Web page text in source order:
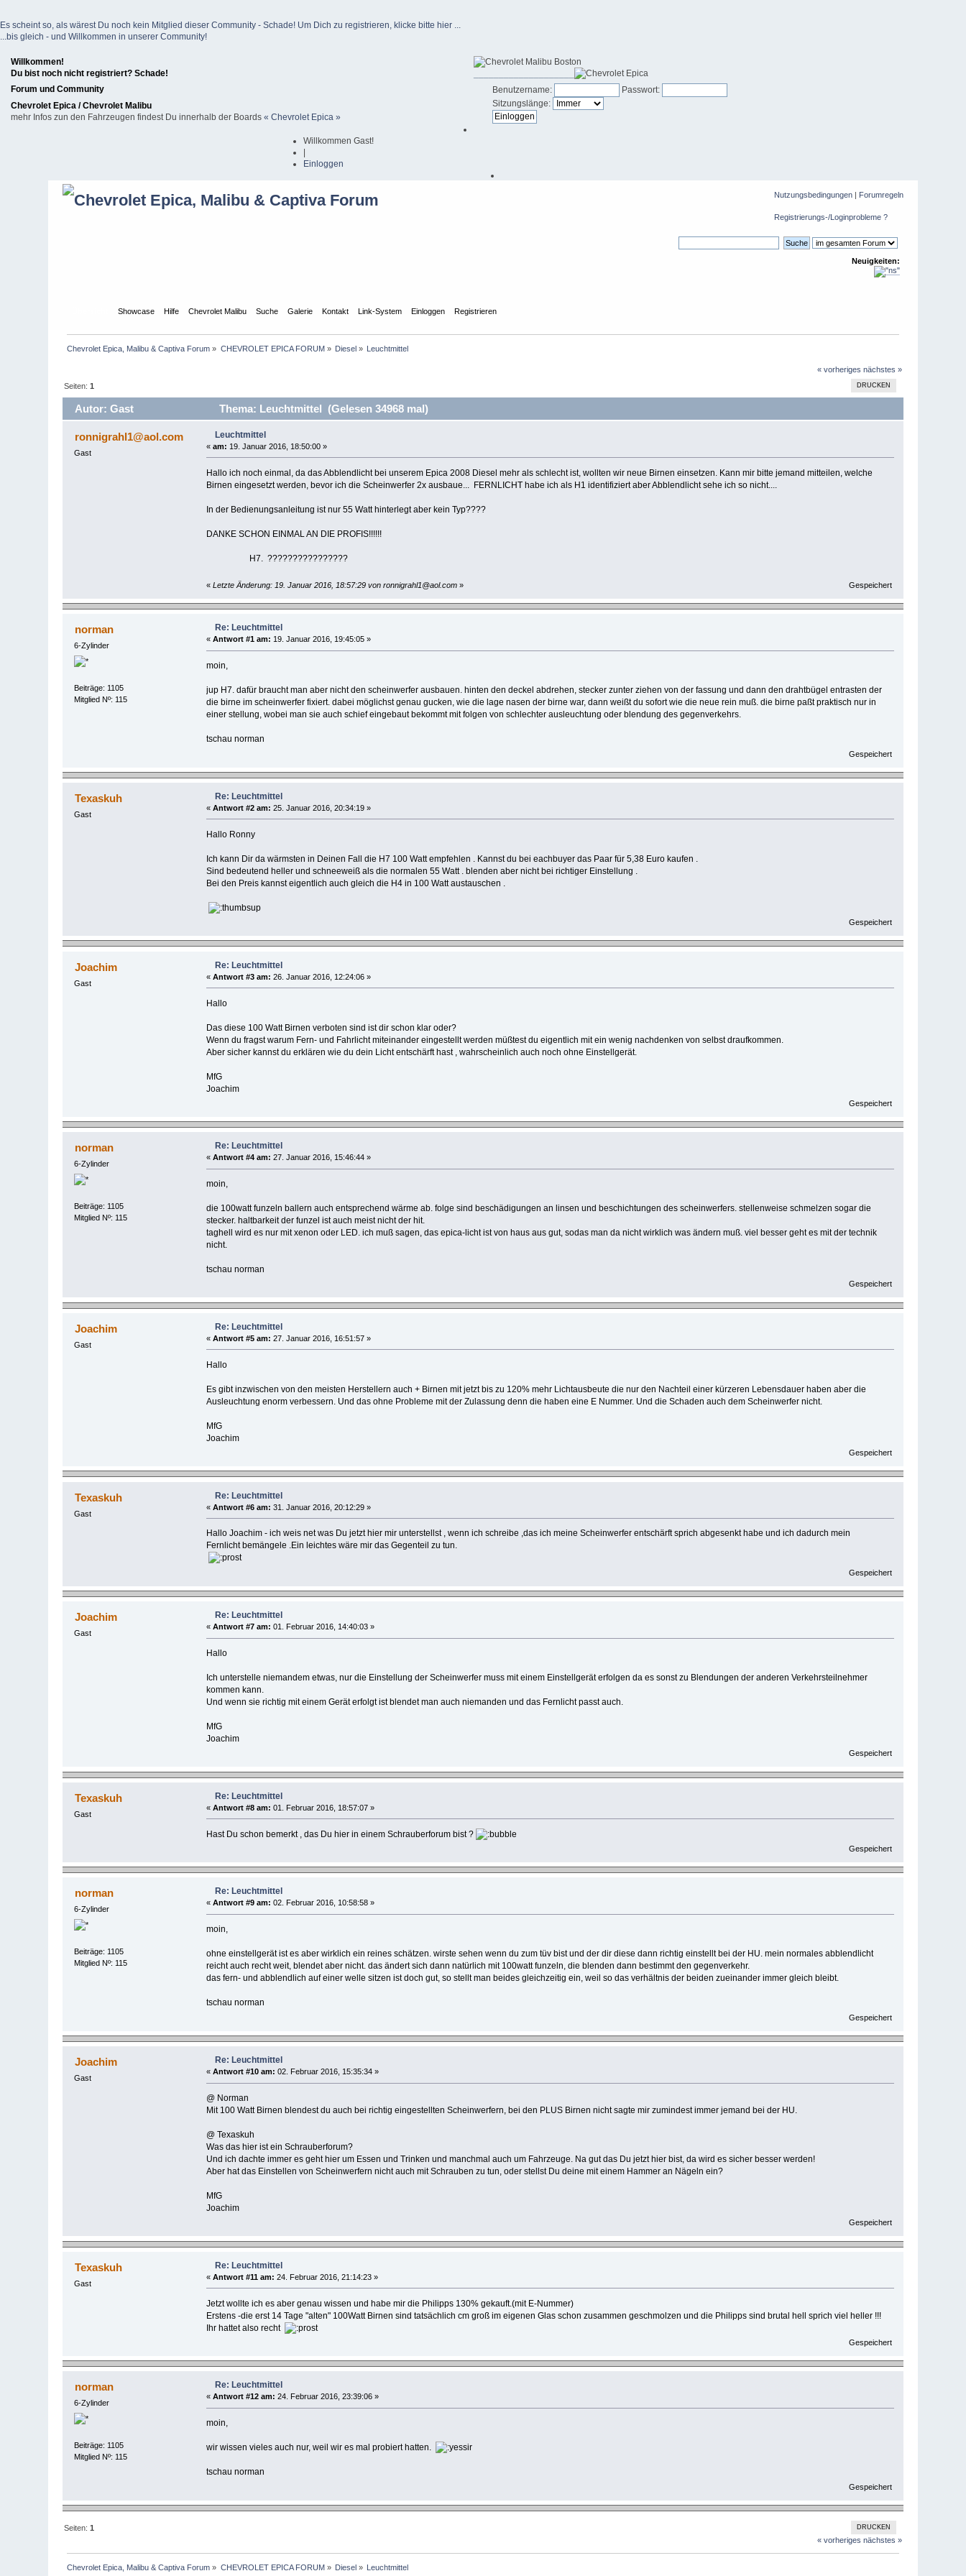
Es scheint so, als wärest Du noch kein Mitglied dieser Community - Schade! Um Dich zu registrieren, klicke bitte hier ...
...bis gleich - und Willkommen in unserer Community!
Willkommen!
Du bist noch nicht registriert? Schade!
Forum und Community
Chevrolet Epica / Chevrolet Malibu
mehr Infos zun den Fahrzeugen findest Du innerhalb der Boards « Chevrolet Epica »
Benutzername:
Passwort:
Sitzungslänge:
Willkommen Gast!
Einloggen
Nutzungsbedingungen| Forumregeln
Registrierungs-/Loginprobleme ?
Neuigkeiten:
Showcase Hilfe Chevrolet Malibu Suche Galerie Kontakt Link-System Einloggen Registrieren
Chevrolet Epica, Malibu & Captiva Forum » CHEVROLET EPICA FORUM» Diesel » Leuchtmittel
« vorheriges nächstes »
DRUCKEN
Seiten:1
Autor: Gast Thema: Leuchtmittel (Gelesen 34968 mal)
ronnigrahl1@aol.com
Gast
Leuchtmittel
« am: 19. Januar 2016, 18:50:00 »
Hallo ich noch einmal, da das Abblendlicht bei unserem Epica 2008 Diesel mehr als schlecht ist, wollten wir neue Birnen einsetzen. Kann mir bitte jemand mitteilen, welche
Birnen eingesetzt werden, bevor ich die Scheinwerfer 2x ausbaue... FERNLICHT habe ich als H1 identifiziert aber Abblendlicht sehe ich so nicht....
In der Bedienungsanleitung ist nur 55 Watt hinterlegt aber kein Typ????
DANKE SCHON EINMAL AN DIE PROFIS!!!!!!
H7. ????????????????
« Letzte Änderung: 19. Januar 2016, 18:57:29 von ronnigrahl1@aol.com» Gespeichert
norman
6-Zylinder
Beiträge: 1105
Mitglied Nº: 115
Re: Leuchtmittel
« Antwort #1 am: 19. Januar 2016, 19:45:05 »
moin,
jup H7. dafür braucht man aber nicht den scheinwerfer ausbauen. hinten den deckel abdrehen, stecker zunter ziehen von der fassung und dann den drahtbügel entrasten der
die birne im scheinwerfer fixiert. dabei möglichst genau gucken, wie die lage nasen der birne war, dann weißt du sofort wie die neue rein muß. die birne paßt praktisch nur in
einer stellung, wobei man sie auch schief eingebaut bekommt mit folgen von schlechter ausleuchtung oder blendung des gegenverkehrs.
tschau norman
Gespeichert
Texaskuh
Gast
Re: Leuchtmittel
« Antwort #2 am: 25. Januar 2016, 20:34:19 »
Hallo Ronny
Ich kann Dir da wärmsten in Deinen Fall die H7 100 Watt empfehlen . Kannst du bei eachbuyer das Paar für 5,38 Euro kaufen .
Sind bedeutend heller und schneeweiß als die normalen 55 Watt . blenden aber nicht bei richtiger Einstellung .
Bei den Preis kannst eigentlich auch gleich die H4 in 100 Watt austauschen .
Gespeichert
Joachim
Gast
Re: Leuchtmittel
« Antwort #3 am: 26. Januar 2016, 12:24:06 »
Hallo
Das diese 100 Watt Birnen verboten sind ist dir schon klar oder?
Wenn du fragst warum Fern- und Fahrlicht miteinander eingestellt werden müßtest du eigentlich mit ein wenig nachdenken von selbst draufkommen.
Aber sicher kannst du erklären wie du dein Licht entschärft hast , wahrscheinlich auch noch ohne Einstellgerät.
MfG
Joachim
Gespeichert
norman
6-Zylinder
Beiträge: 1105
Mitglied Nº: 115
Re: Leuchtmittel
« Antwort #4 am: 27. Januar 2016, 15:46:44 »
moin,
die 100watt funzeln ballern auch entsprechend wärme ab. folge sind beschädigungen an linsen und beschichtungen des scheinwerfers. stellenweise schmelzen sogar die
stecker. haltbarkeit der funzel ist auch meist nicht der hit.
taghell wird es nur mit xenon oder LED. ich muß sagen, das epica-licht ist von haus aus gut, sodas man da nicht wirklich was ändern muß. viel besser geht es mit der technik
nicht.
tschau norman
Gespeichert
Joachim
Gast
Re: Leuchtmittel
« Antwort #5 am: 27. Januar 2016, 16:51:57 »
Hallo
Es gibt inzwischen von den meisten Herstellern auch + Birnen mit jetzt bis zu 120% mehr Lichtausbeute die nur den Nachteil einer kürzeren Lebensdauer haben aber die
Ausleuchtung enorm verbessern. Und das ohne Probleme mit der Zulassung denn die haben eine E Nummer. Und die Schaden auch dem Scheinwerfer nicht.
MfG
Joachim
Gespeichert
Texaskuh
Gast
Re: Leuchtmittel
« Antwort #6 am: 31. Januar 2016, 20:12:29 »
Hallo Joachim - ich weis net was Du jetzt hier mir unterstellst , wenn ich schreibe ,das ich meine Scheinwerfer entschärft sprich abgesenkt habe und ich dadurch mein
Fernlicht bemängele .Ein leichtes wäre mir das Gegenteil zu tun.
Gespeichert
Joachim
Gast
Re: Leuchtmittel
« Antwort #7 am: 01. Februar 2016, 14:40:03 »
Hallo
Ich unterstelle niemandem etwas, nur die Einstellung der Scheinwerfer muss mit einem Einstellgerät erfolgen da es sonst zu Blendungen der anderen Verkehrsteilnehmer
kommen kann.
Und wenn sie richtig mit einem Gerät erfolgt ist blendet man auch niemanden und das Fernlicht passt auch.
MfG
Joachim
Gespeichert
Texaskuh
Gast
Re: Leuchtmittel
« Antwort #8 am: 01. Februar 2016, 18:57:07 »
Hast Du schon bemerkt , das Du hier in einem Schrauberforum bist ?
Gespeichert
norman
6-Zylinder
Beiträge: 1105
Mitglied Nº: 115
Re: Leuchtmittel
« Antwort #9 am: 02. Februar 2016, 10:58:58 »
moin,
ohne einstellgerät ist es aber wirklich ein reines schätzen. wirste sehen wenn du zum tüv bist und der dir diese dann richtig einstellt bei der HU. mein normales abblendlicht
reicht auch recht weit, blendet aber nicht. das ändert sich dann natürlich mit 100watt funzeln, die blenden dann bestimmt den gegenverkehr.
das fern- und abblendlich auf einer welle sitzen ist doch gut, so stellt man beides gleichzeitig ein, weil so das verhältnis der beiden zueinander immer gleich bleibt.
tschau norman
Gespeichert
Joachim
Gast
Re: Leuchtmittel
« Antwort #10 am: 02. Februar 2016, 15:35:34 »
@ Norman
Mit 100 Watt Birnen blendest du auch bei richtig eingestellten Scheinwerfern, bei den PLUS Birnen nicht sagte mir zumindest immer jemand bei der HU.
@ Texaskuh
Was das hier ist ein Schrauberforum?
Und ich dachte immer es geht hier um Essen und Trinken und manchmal auch um Fahrzeuge. Na gut das Du jetzt hier bist, da wird es sicher besser werden!
Aber hat das Einstellen von Scheinwerfern nicht auch mit Schrauben zu tun, oder stellst Du deine mit einem Hammer an Nägeln ein?
MfG
Joachim
Gespeichert
Texaskuh
Gast
Re: Leuchtmittel
« Antwort #11 am: 24. Februar 2016, 21:14:23 »
Jetzt wollte ich es aber genau wissen und habe mir die Philipps 130% gekauft.(mit E-Nummer)
Erstens -die erst 14 Tage "alten" 100Watt Birnen sind tatsächlich cm groß im eigenen Glas schon zusammen geschmolzen und die Philipps sind brutal hell sprich viel heller !!!
Ihr hattet also recht
Gespeichert
norman
6-Zylinder
Beiträge: 1105
Mitglied Nº: 115
Re: Leuchtmittel
« Antwort #12 am: 24. Februar 2016, 23:39:06 »
moin,
wir wissen vieles auch nur, weil wir es mal probiert hatten.
tschau norman
Gespeichert
DRUCKEN
Seiten:1
« vorheriges nächstes »
Chevrolet Epica, Malibu & Captiva Forum » CHEVROLET EPICA FORUM» Diesel » Leuchtmittel